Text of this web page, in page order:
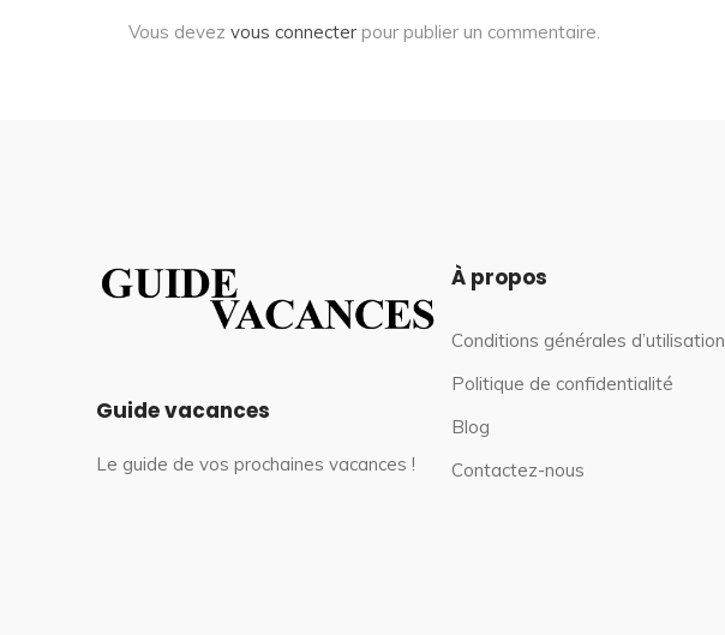
Vous devez vous connecter pour publier un commentaire.
Guide vacances
Le guide de vos prochaines vacances !
À propos
Conditions générales d’utilisation
Politique de confidentialité
Blog
Contactez-nous